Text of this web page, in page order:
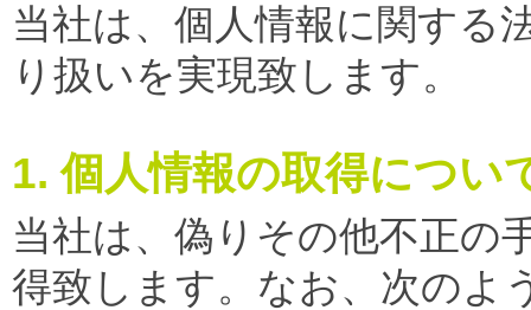
当社は、個人情報に関する
り扱いを実現致します。
1. 個人情報の取得につい
当社は、偽りその他不正の
得致します。なお、次のよ